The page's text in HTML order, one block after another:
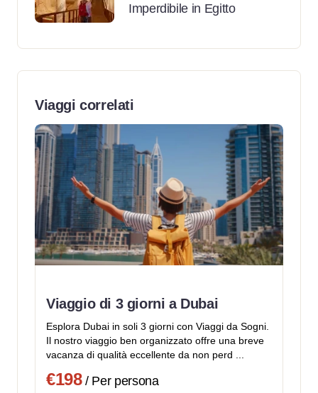
Imperdibile in Egitto
Viaggi correlati
Viaggio di 3 giorni a Dubai
Esplora Dubai in soli 3 giorni con Viaggi da Sogni.
Il nostro viaggio ben organizzato offre una breve
vacanza di qualità eccellente da non perd ...
€198/ Per persona